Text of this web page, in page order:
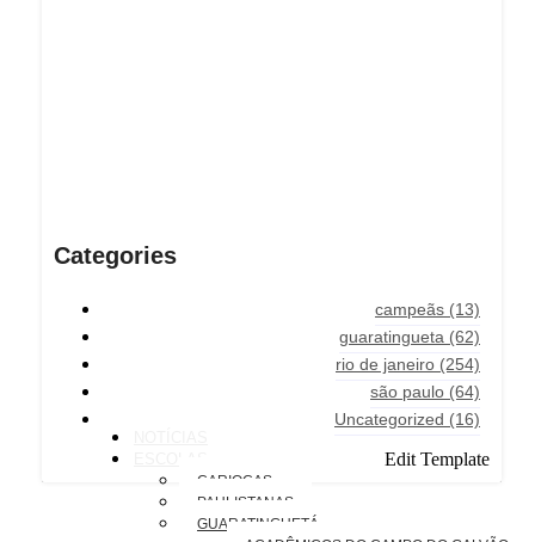
Categories
campeãs (13)
guaratingueta (62)
rio de janeiro (254)
são paulo (64)
Uncategorized (16)
Edit Template
CARIOCAS
PAULISTANAS
GUARATINGUETÁ